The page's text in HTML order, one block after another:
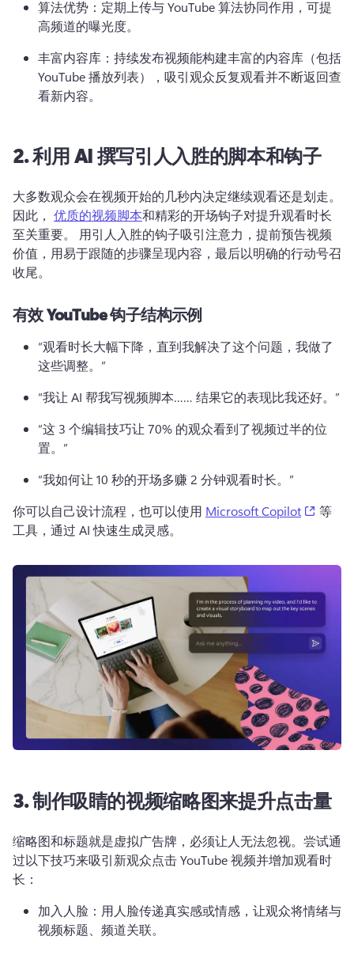
算法优势：定期上传与 YouTube 算法协同作用，可提
高频道的曝光度。
丰富内容库：持续发布视频能构建丰富的内容库（包括
YouTube 播放列表），吸引观众反复观看并不断返回查
看新内容。
2.利用 AI 撰写引人入胜的脚本和钩子
大多数观众会在视频开始的几秒内决定继续观看还是划走。
因此， 优质的视频脚本和精彩的开场钩子对提升观看时长
至关重要。 用引人入胜的钩子吸引注意力，提前预告视频
价值，用易于跟随的步骤呈现内容，最后以明确的行动号召
收尾。
有效 YouTube 钩子结构示例
“观看时长大幅下降，直到我解决了这个问题，我做了
这些调整。”
“我让 AI 帮我写视频脚本…… 结果它的表现比我还好。”
“这 3 个编辑技巧让 70% 的观众看到了视频过半的位
置。”
“我如何让 10 秒的开场多赚 2 分钟观看时长。”
你可以自己设计流程，也可以使用 Microsoft Copilot
等
工具，通过 AI 快速生成灵感。
3.制作吸睛的视频缩略图来提升点击量
缩略图和标题就是虚拟广告牌，必须让人无法忽视。 尝试通
过以下技巧来吸引新观众点击 YouTube 视频并增加观看时
长：
加入人脸：用人脸传递真实感或情感，让观众将情绪与
视频标题、频道关联。